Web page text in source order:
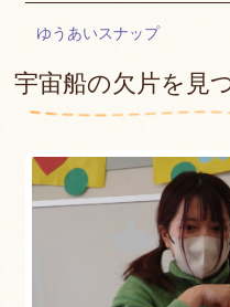
ゆうあいスナップ
宇宙船の欠片を見